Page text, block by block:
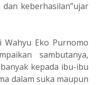
keberhasilan”ujar
Wahyu Eko Purnomo
sambutanya,
kepada ibu-ibu
dalam suka maupun